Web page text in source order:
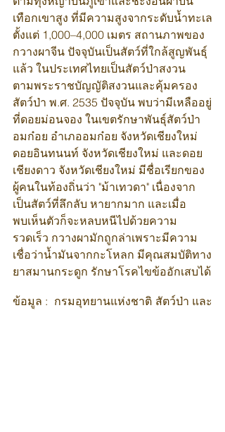
เทือกเขาสูง ที่มีความสูงจากระดับน้ำทะเล
ตั้งแต่ 1,000–4,000 เมตร สถานภาพของ
กวางผาจีน ปัจจุบันเป็นสัตว์ที่ใกล้สูญพันธุ์
แล้ว ในประเทศไทยเป็นสัตว์ป่าสงวน
ตามพระราชบัญญัติสงวนและคุ้มครอง
สัตว์ป่า พ.ศ. 2535 ปัจจุบัน พบว่ามีเหลืออยู่
ที่ดอยม่อนจอง ในเขตรักษาพันธุ์สัตว์ป่า
อมก๋อย อำเภออมก๋อย จังหวัดเชียงใหม่
ดอยอินทนนท์ จังหวัดเชียงใหม่ และดอย
เชียงดาว จังหวัดเชียงใหม่ มีชื่อเรียกของ
ผู้คนในท้องถิ่นว่า "ม้าเทวดา" เนื่องจาก
เป็นสัตว์ที่ลึกลับ หายากมาก และเมื่อ
พบเห็นตัวก็จะหลบหนีไปด้วยความ
รวดเร็ว กวางผามักถูกล่าเพราะมีความ
เชื่อว่าน้ำมันจากกะโหลก มีคุณสมบัติทาง
ยาสมานกระดูก รักษาโรคไขข้ออักเสบได้
ข้อมูล :  กรมอุทยานแห่งชาติ สัตว์ป่า และ